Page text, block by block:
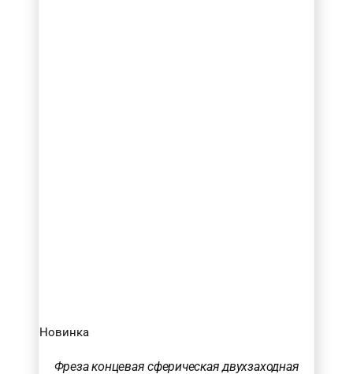
Новинка
Фреза концевая сферическая двухзаходная